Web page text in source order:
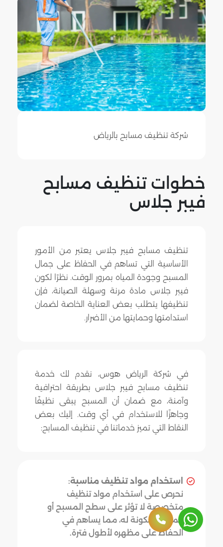
شركة تنظيف مسابح بالرياض
خطوات تنظيف مسابح
فيبر جلاس
تنظيف مسابح فيبر جلاس يعتبر من الأمور
الأساسية التي تساهم في الحفاظ على جمال
المسبح وجودة المياه بمرور الوقت. نظرًا لكون
فيبر جلاس مادة مرنة وسهلة الصيانة، فإن
تنظيفها يتطلب بعض العناية الخاصة لضمان
استدامتها وحمايتها من الأضرار.
في شركة الرياض هوس، نقدم لك خدمة
تنظيف مسابح فيبر جلاس بطريقة احترافية
وآمنة، مع ضمان أن المسبح يبقى نظيفًا
وجاهزًا للاستخدام في أي وقت. إليك بعض
النقاط التي تميز خدماتنا في تنظيف المسابح:
استخدام مواد تنظيف مناسبة:
نحرص على استخدام مواد تنظيف
متخصصة لا تؤثر على سطح المسبح أو
المواد المكونة له، مما يساهم في
الحفاظ على مظهره لأطول فترة.